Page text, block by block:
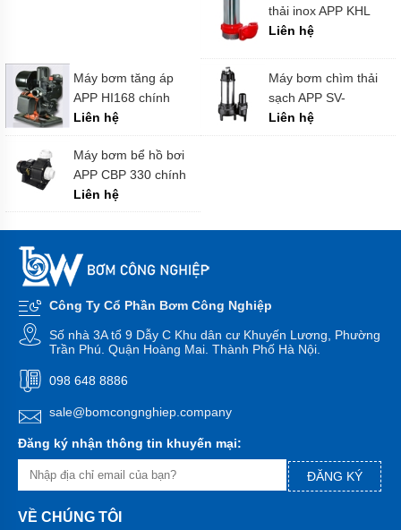
WILO
-
Hàn
Quốc
Máy
bơm
HANIL
Quốc
Máy
bơm
HITACHI
Japan
Máy
bơm
-
Japan
Máy
bơm
PANASONIC
Inđô
Máy
thải inox APP KHL
30T chính hãng
Liên hệ
Máy bơm tăng áp
APP HI168 chính
hãng
Liên hệ
Máy bơm chìm thải
sạch APP SV-
750/750T chính hãng
Liên hệ
Máy bơm bể hồ bơi
APP CBP 330 chính
hãng
Liên hệ
Công Ty Cổ Phần Bơm Công Nghiệp
Số nhà 3A tổ 9 Dẫy C Khu dân cư Khuyến Lương, Phường
Trần Phú. Quận Hoàng Mai. Thành Phố Hà Nội.
098 648 8886
sale@bomcongnghiep.company
Đăng ký nhận thông tin khuyến mại:
ĐĂNG KÝ
VỀ CHÚNG TÔI